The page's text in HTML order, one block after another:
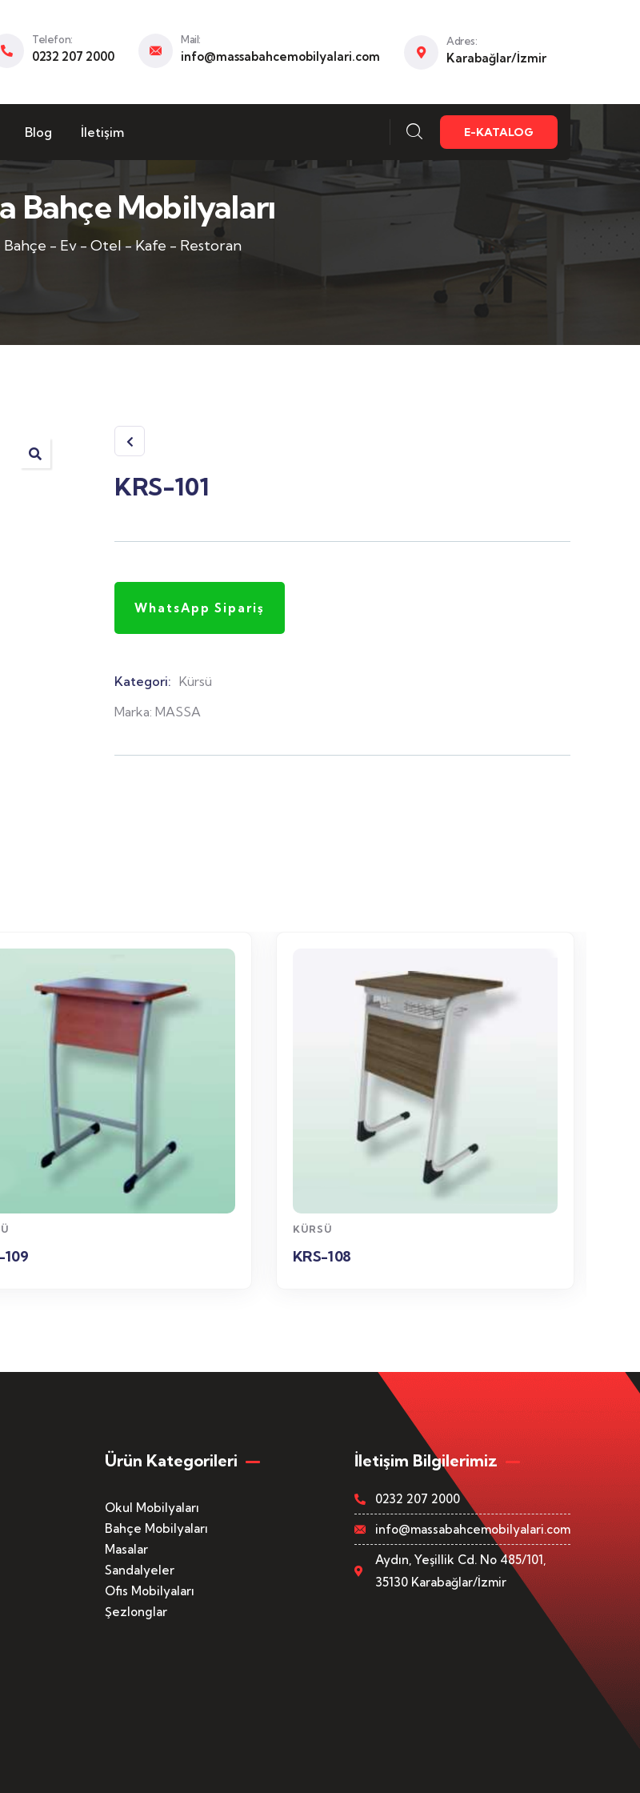
Telefon:
0232 207 2000
Mail:
info@massabahcemobilyalari.com
Adres:
Karabağlar/İzmir
Blog İletişim E-KATALOG
Bahçe Mobilyaları
Bahçe - Ev - Otel - Kafe - Restoran
KRS-101
WhatsApp Sipariş
Kategori: Kürsü
Marka: MASSA
WhatsApp
Sipariş
109
WhatsApp
Sipariş
KÜRSÜ
KRS-108
Ürün Kategorileri
Okul Mobilyaları
Bahçe Mobilyaları
Masalar
Sandalyeler
Ofis Mobilyaları
Şezlonglar
İletişim Bilgilerimiz
0232 207 2000
info@massabahcemobilyalari.com
Aydın, Yeşillik Cd. No 485/101,
35130 Karabağlar/İzmir